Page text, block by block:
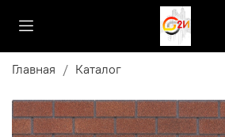
Главная Каталог